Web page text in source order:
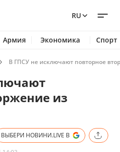
RU
Армия Экономика Спорт
В ГПСУ не исключают повторное
из
ВЫБЕРИ НОВИНИ.LIVE В